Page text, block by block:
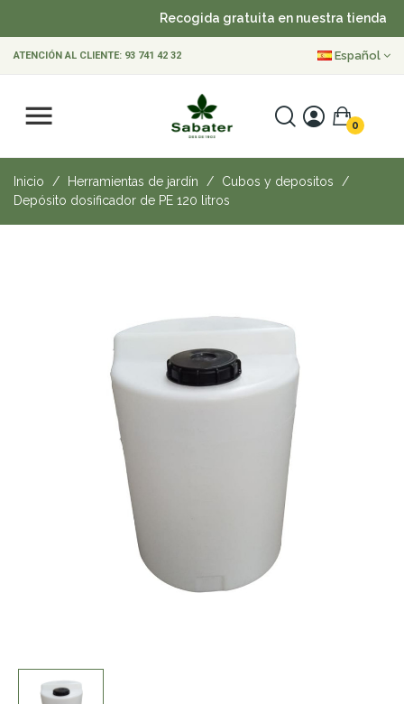
Recogida gratuita en nuestra tienda
ATENCIÓN AL CLIENTE: 93 741 42 32 Español
0
Inicio Herramientas de jardín
Cubos y depositos
Depósito dosificador de PE 120 litros